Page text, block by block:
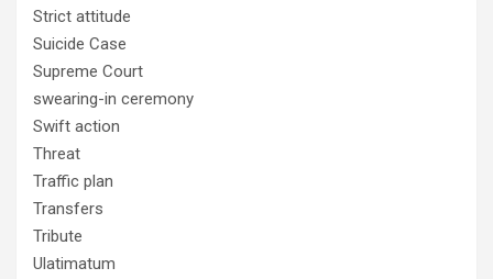
Strict attitude
Suicide Case
Supreme Court
swearing-in ceremony
Swift action
Threat
Traffic plan
Transfers
Tribute
Ulatimatum